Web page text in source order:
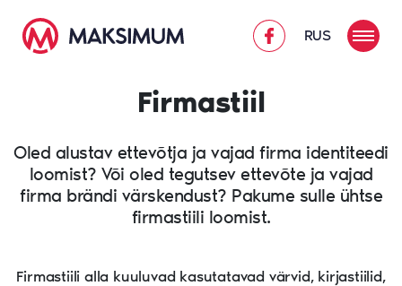
RUS
Firmastiil
Oled alustav ettevõtja ja vajad firma identiteedi
loomist? Või oled tegutsev ettevõte ja vajad
firma brändi värskendust? Pakume sulle ühtse
firmastiili loomist.
Firmastiili alla kuuluvad kasutatavad värvid, kirjastiilid,